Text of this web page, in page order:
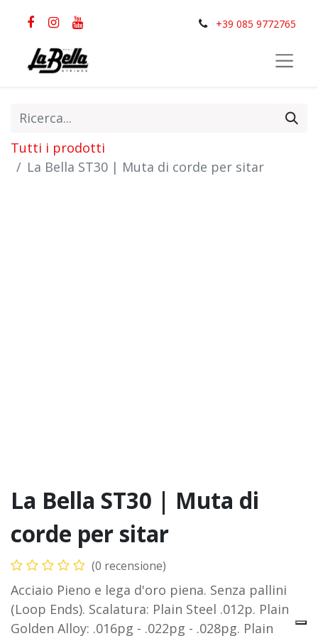
+39 085 9772765
Tutti i prodotti
La Bella ST30 | Muta di corde per sitar
La Bella ST30 | Muta di
corde per sitar
(0 recensione)
Acciaio Pieno e lega d'oro piena. Senza pallini
(Loop Ends). Scalatura: Plain Steel .012p. Plain
Golden Alloy: .016pg - .022pg - .028pg. Plain